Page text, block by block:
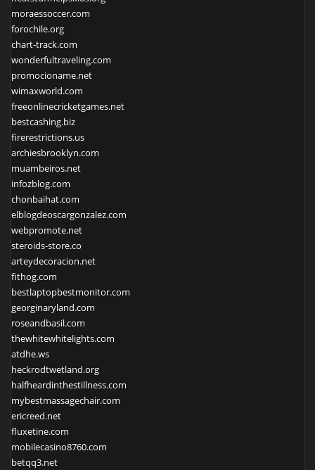
moraessoccer.com
forochile.org
chart-track.com
wonderfultraveling.com
promocioname.net
wimaxworld.com
freeonlinecricketgames.net
bestcashing.biz
firerestrictions.us
archiesbrooklyn.com
muambeiros.net
infozblog.com
chonbaihat.com
elblogdeoscargonzalez.com
webpromote.net
steroids-store.co
arteydecoracion.net
fithog.com
bestlaptopbestmonitor.com
georginaryland.com
roseandbasil.com
thewhitewhitelights.com
atdhe.ws
heckrodtwetland.org
halfheardinthestillness.com
mybestmassagechair.com
ericreed.net
fluxetine.com
mobilecasino8760.com
betqq3.net